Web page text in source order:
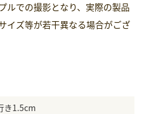
ルでの撮影となり、実際の製品
イズ等が若干異なる場合がござ
1.5cm